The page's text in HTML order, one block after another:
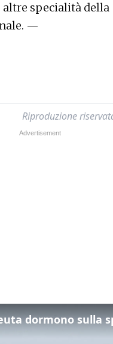
altre specialità della
—
Riproduzione